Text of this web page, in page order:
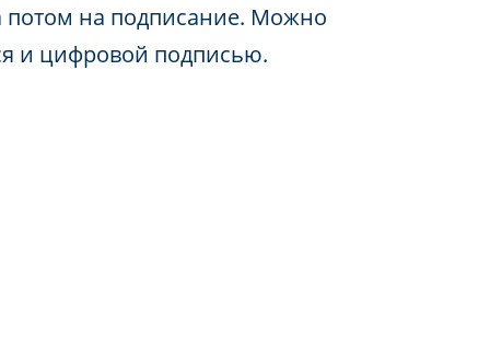
потом на подписание. Можно
и цифровой подписью.